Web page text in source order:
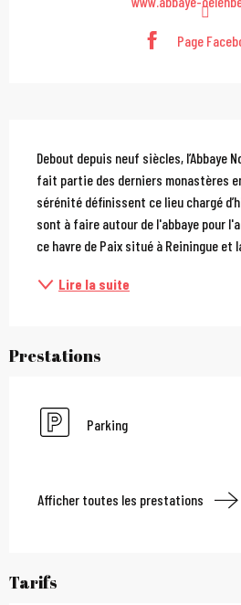
Page
Description
Debout depuis neuf siècles, l’Abbaye
fait partie des derniers monastères
sérénité définissent ce lieu chargé
sont à faire autour de l'abbaye pour
ce havre de Paix situé à Reiningue et
Lire la suite
Prestations
Parking
Afficher toutes les prestations
Tarifs